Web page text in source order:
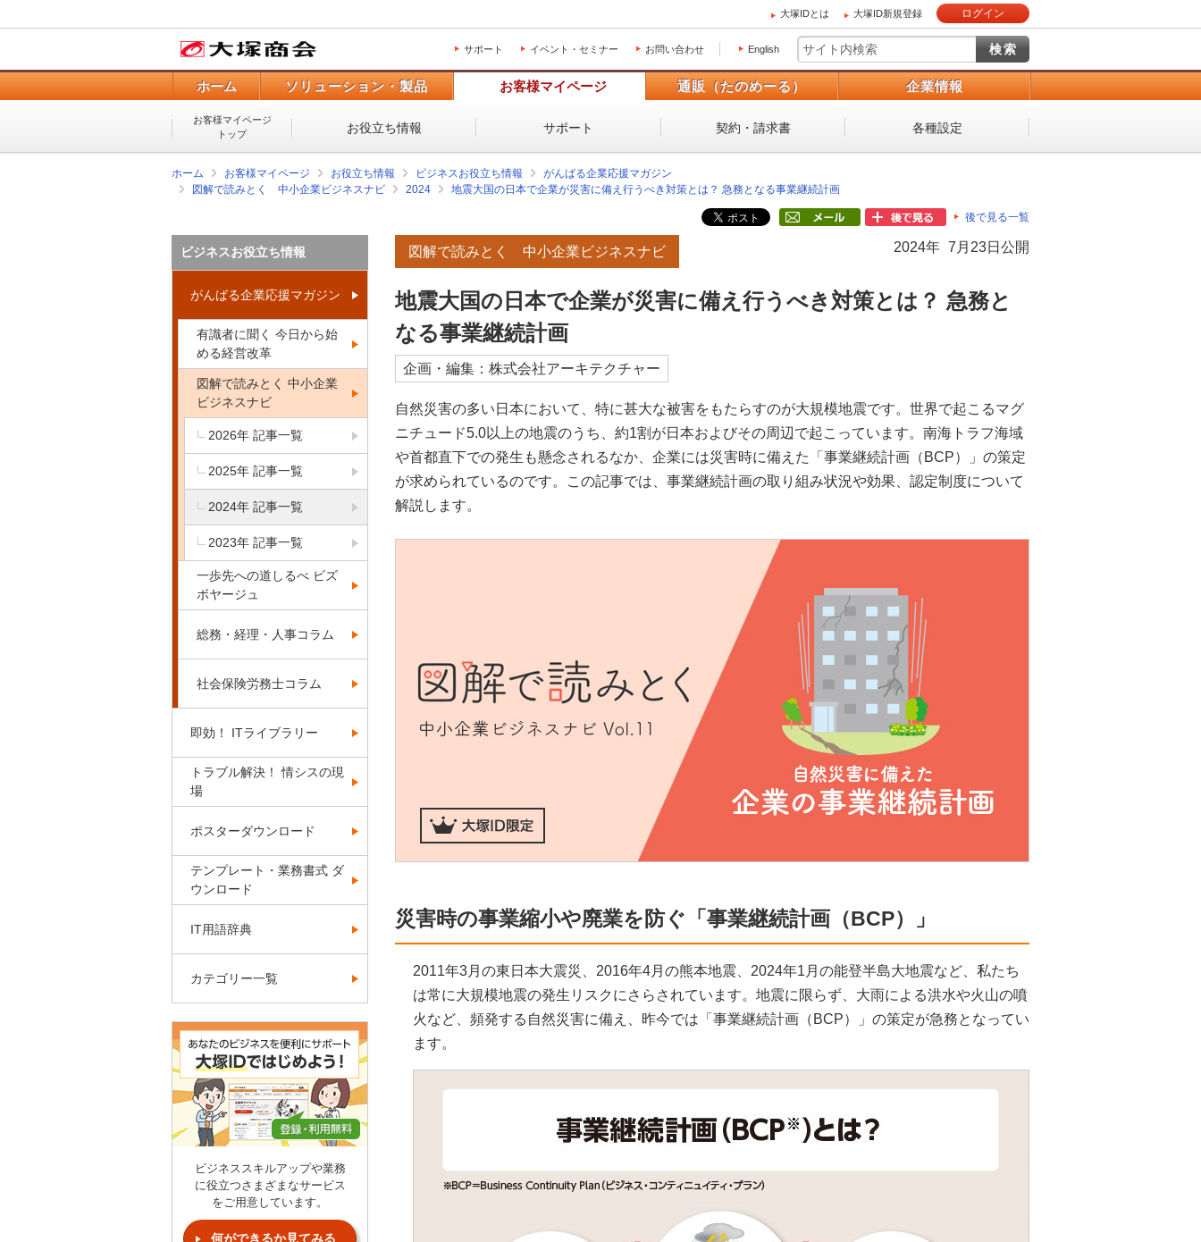
大塚IDとは 大塚ID新規登録 ログイン
サポート イベント・セミナー お問い合わせ English
ホーム ソリューション・製品 お客様マイページ 通販（たのめーる） 企業情報
お客様マイページ
トップ
お役立ち情報 サポート 契約・請求書 各種設定
ホーム お客様マイページ お役立ち情報 ビジネスお役立ち情報
がんばる企業応援マガジン
図解で読みとく 中小企業ビジネスナビ
2024 地震大国の日本で企業が災害に備え行うべき対策とは？ 急務となる事業継続計画
後で見る一覧
2024年 7月23日公開
図解で読みとく 中小企業ビジネスナビ
地震大国の日本で企業が災害に備え行うべき対策とは？ 急務と
なる事業継続計画
企画・編集：株式会社アーキテクチャー
自然災害の多い日本において、特に甚大な被害をもたらすのが大規模地震です。世界で起こるマグ
ニチュード5.0以上の地震のうち、約1割が日本およびその周辺で起こっています。南海トラフ海域
や首都直下での発生も懸念されるなか、企業には災害時に備えた「事業継続計画（BCP）」の策定
が求められているのです。この記事では、事業継続計画の取り組み状況や効果、認定制度について
解説します。
災害時の事業縮小や廃業を防ぐ「事業継続計画（BCP）」
2011年3月の東日本大震災、2016年4月の熊本地震、2024年1月の能登半島大地震など、私たち
は常に大規模地震の発生リスクにさらされています。地震に限らず、大雨による洪水や火山の噴
火など、頻発する自然災害に備え、昨今では「事業継続計画（BCP）」の策定が急務となってい
ます。
ビジネスお役立ち情報
がんばる企業応援マガジン
有識者に聞く 今日から始
める経営改革
図解で読みとく 中小企業
ビジネスナビ
2026年 記事一覧
2025年 記事一覧
2024年 記事一覧
2023年 記事一覧
一歩先への道しるべ ビズ
ボヤージュ
総務・経理・人事コラム
社会保険労務士コラム
即効！ ITライブラリー
トラブル解決！ 情シスの現
場
ポスターダウンロード
テンプレート・業務書式 ダ
ウンロード
IT用語辞典
カテゴリー一覧
ビジネススキルアップや業務
に役立つさまざまなサービス
をご用意しています。
何ができるか見てみる